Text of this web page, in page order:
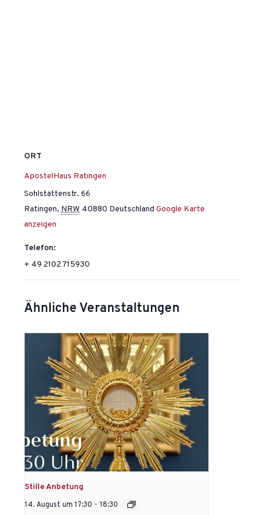
ORT
ApostelHaus Ratingen
Sohlstättenstr. 66
Ratingen, NRW 40880 Deutschland Google Karte
anzeigen
Telefon:
+ 49 2102 715930
Ähnliche Veranstaltungen
Stille Anbetung
14. August um 17:30 - 18:30